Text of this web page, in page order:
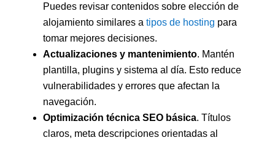
Puedes revisar contenidos sobre elección de
alojamiento similares a tipos de hosting para
tomar mejores decisiones.
Actualizaciones y mantenimiento. Mantén
plantilla, plugins y sistema al día. Esto reduce
vulnerabilidades y errores que afectan la
navegación.
Optimización técnica SEO básica. Títulos
claros, meta descripciones orientadas al